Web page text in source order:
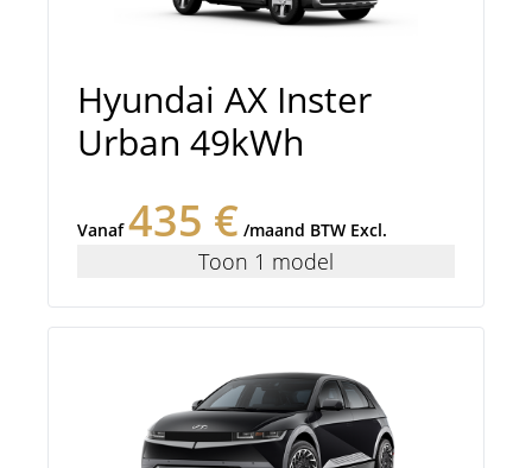
Hyundai AX Inster
Urban 49kWh
Vanaf435 € /maand BTW Excl.
Toon 1 model